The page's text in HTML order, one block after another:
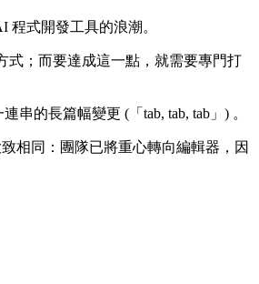
程式開發工具的浪潮。
式；而要達成這一點，就需要專門打
的長篇幅變更 (「tab, tab, tab」) 。
相同：團隊已將重心轉向編輯器，因